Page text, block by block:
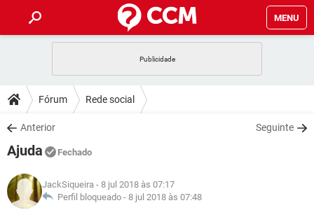
MENU
CELULAR
OUTLOOK
INSTAGRAM
GUIA DE COMPRAS
DICAS
JOGOS
INSTAGRAM GMAIL
GUIA DE COMPRAS
DOWNLOADS
JOGOS
CELULAR
OUTLOOK EXCEL
FÓRUM
JOGOS WHATSAPP
CELULAR
GLOSSÁRIO
Fórum Rede social
Anterior Seguinte
Ajuda Fechado
JackSiqueira - 8 jul 2018 às 07:17
Perfil bloqueado - 8 jul 2018 às 07:48